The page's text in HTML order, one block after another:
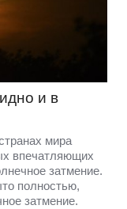
и в
мира
впечатляющих
затмение.
полностью,
затмение.